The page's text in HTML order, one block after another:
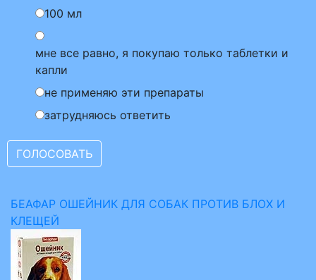
100 мл
мне все равно, я покупаю только таблетки и
капли
не применяю эти препараты
затрудняюсь ответить
БЕАФАР ОШЕЙНИК ДЛЯ СОБАК ПРОТИВ БЛОХ И
КЛЕЩЕЙ